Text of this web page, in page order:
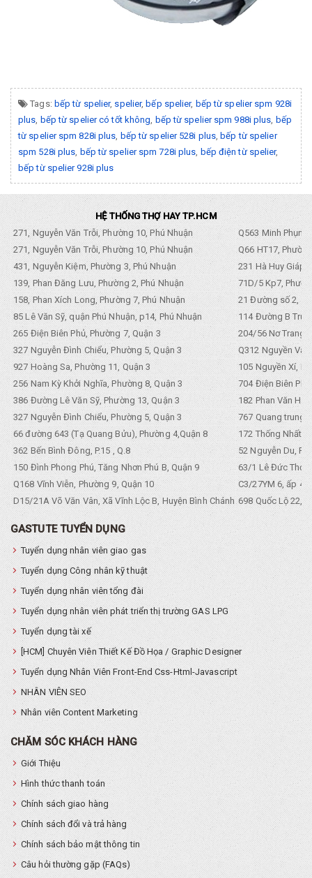
Tags: bếp từ spelier, spelier,bếp spelier, bếp từ spelier spm 928i
plus bếp từ spelier có tốt không bếp từ spelier spm 988i plus bếp
từ spelier spm 828i plus bếp từ spelier 528i plus ,bếp từ spelier
spm 528i plus bếp từ spelier spm 728i plus bếp điện từ spelier,
bếp từ spelier 928i plus
HỆ THỐNG THỢ HAY TP.HCM
271, Nguyễn Văn Trỗi, Phường 10, Phú Nhuận
Q563 Minh
271, Nguyễn Văn Trỗi, Phường 10, Phú Nhuận
Q66 HT17,
431, Nguyễn Kiệm, Phường 3, Phú Nhuận
231 Hà Huy Giáp,
139, Phan Đăng Lưu, Phường 2, Phú Nhuận
71D/5 Kp7,
158, Phan Xích Long, Phường 7, Phú Nhuận
21 Đường số 2,
85 Lê Văn Sỹ, quận Phú Nhuận, p14, Phú Nhuận
114 Đường B
265 Điện Biên Phủ, Phường 7, Quận 3
204/56 Nơ Trang
327 Nguyễn Đình Chiểu, Phường 5, Quận 3
Q312 Nguyền
927 Hoàng Sa, Phường 11, Quận 3
105 Nguyền Xí,
256 Nam Kỳ Khởi Nghĩa, Phường 8, Quận 3
704 Điện Biên
386 Đường Lê Văn Sỹ, Phường 13, Quận 3
182 Phan Văn
327 Nguyễn Đình Chiểu, Phường 5, Quận 3
767 Quang trung,
66 đường 643 (Tạ Quang Bửu), Phường 4,Quận 8
172 Thống Nhất.
362 Bến Bình Đông, P.15 , Q.8
52 Nguyễn Du,
150 Đình Phong Phú, Tăng Nhơn Phú B, Quận 9
63/1 Lê Đức Thọ,
Q168 Vĩnh Viễn, Phường 9, Quận 10
C3/27YM 6, ấp 4,
D15/21A Võ Văn Vân, Xã Vĩnh Lộc B, Huyện Bình Chánh 698 Quốc Lộ 22,
GASTUTE TUYỂN DỤNG
Tuyển dụng nhân viên giao gas
Tuyển dụng Công nhân kỹ thuật
Tuyển dụng nhân viên tổng đài
Tuyển dụng nhân viên phát triển thị trường GAS LPG
Tuyển dụng tài xế
[HCM] Chuyên Viên Thiết Kế Đồ Họa / Graphic Designer
Tuyển dụng Nhân Viên Front-End Css-Html-Javascript
NHÂN VIÊN SEO
Nhân viên Content Marketing
CHĂM SÓC KHÁCH HÀNG
Giới Thiệu
Hình thức thanh toán
Chính sách giao hàng
Chính sách đổi và trả hàng
Chính sách bảo mật thông tin
Câu hỏi thường gặp (FAQs)